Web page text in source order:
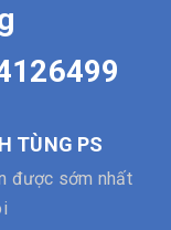
TÙNG PS
được sớm nhất